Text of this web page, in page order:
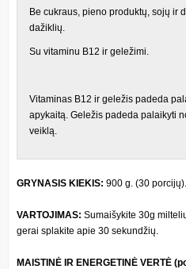
Be cukraus, pieno produktų, sojų ir
dažiklių.
Su vitaminu B12 ir geležimi.
Vitaminas B12 ir geležis padeda
apykaitą. Geležis padeda palaikyti
veiklą.
GRYNASIS KIEKIS: 900 g. (30 porcijų).
VARTOJIMAS: Sumaišykite 30g
gerai splakite apie 30 sekundžių.
MAISTINĖ IR ENERGETINĖ VERTĖ